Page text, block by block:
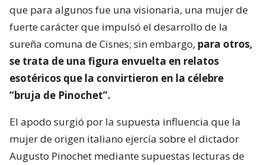
que para algunos fue una visionaria, una mujer de
fuerte carácter que impulsó el desarrollo de la
sureña comuna de Cisnes; sin embargo, para otros,
se trata de una figura envuelta en relatos
esotéricos que la convirtieron en la célebre
“bruja de Pinochet”.
El apodo surgió por la supuesta influencia que la
mujer de origen italiano ejercía sobre el dictador
Augusto Pinochet mediante supuestas lecturas de